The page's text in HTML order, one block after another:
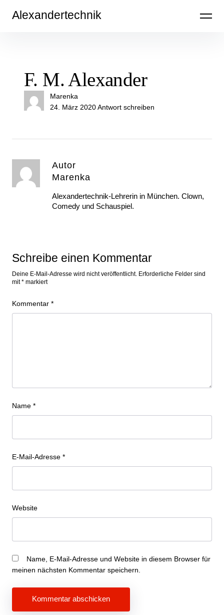
überspringen
Alexandertechnik
F. M. Alexander
Marenka
24. März 2020Antwort schreiben
Autor
Marenka
Alexandertechnik-Lehrerin in München. Clown,
Comedy und Schauspiel.
Schreibe einen Kommentar
Deine E-Mail-Adresse wird nicht veröffentlicht. Erforderliche Felder sind
mit* markiert
Kommentar *
Name *
E-Mail-Adresse *
Website
Name, E-Mail-Adresse und Website in diesem Browser für
meinen nächsten Kommentar speichern.